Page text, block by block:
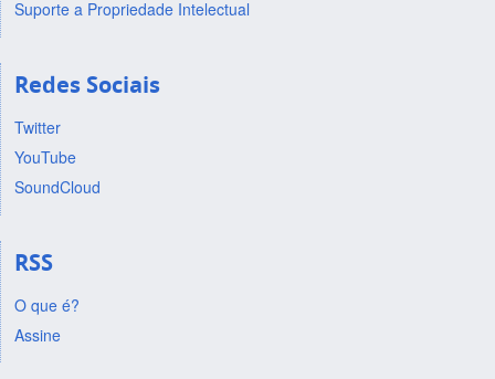
Suporte a Propriedade Intelectual
Redes Sociais
Twitter
YouTube
SoundCloud
RSS
O que é?
Assine